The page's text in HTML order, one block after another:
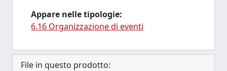
Appare nelle tipologie:
6.16 Organizzazione di eventi
File in questo prodotto: